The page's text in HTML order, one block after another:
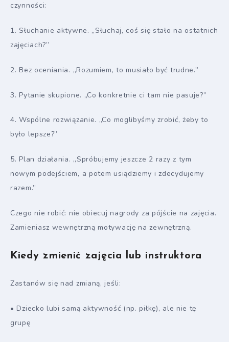
czynności:
1. Słuchanie aktywne. „Słuchaj, coś się stało na ostatnich
zajęciach?”
2. Bez oceniania. „Rozumiem, to musiało być trudne.”
3. Pytanie skupione. „Co konkretnie ci tam nie pasuje?”
4. Wspólne rozwiązanie. „Co moglibyśmy zrobić, żeby to
było lepsze?”
5. Plan działania. „Spróbujemy jeszcze 2 razy z tym
nowym podejściem, a potem usiądziemy i zdecydujemy
razem.”
Czego nie robić: nie obiecuj nagrody za pójście na zajęcia.
Zamieniasz wewnętrzną motywację na zewnętrzną.
Kiedy zmienić zajęcia lub instruktora
Zastanów się nad zmianą, jeśli:
• Dziecko lubi samą aktywność (np. piłkę), ale nie tę
grupę